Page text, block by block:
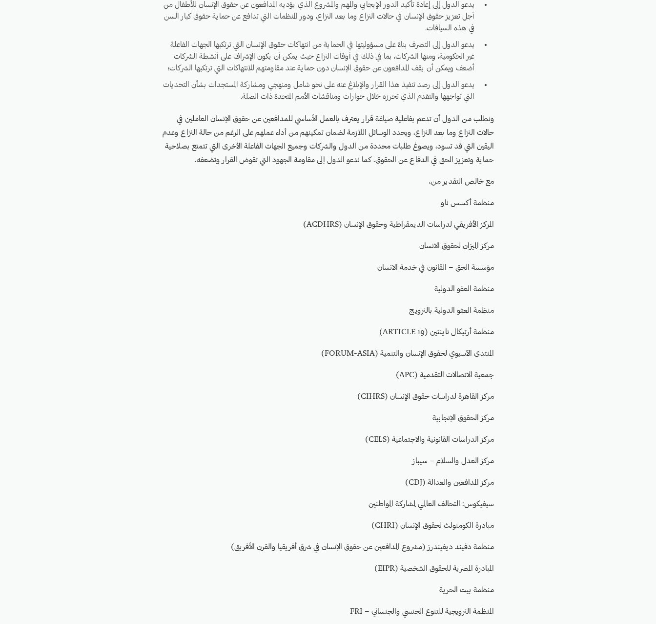
يدعو الدول إلى إعادة تأكيد الدور الإيجابي والمهم والمشروع الذي يؤديه المدافعون عن حقوق الإنسان للأطفال من
أجل تعزيز حقوق الإنسان في حالات النزاع وما بعد النزاع، ودور المنظمات التي تدافع عن حماية حقوق كبار السن
في هذه السياقات.
يدعو الدول إلى التصرف بناءً على مسؤوليتها في الحماية من انتهاكات حقوق الإنسان التي ترتكبها الجهات الفاعلة
غير الحكومية، ومنها الشركات، بما في ذلك في أوقات النزاع حيث يمكن أن يكون الإشراف على أنشطة الشركات
أضعف ويمكن أن يقف المدافعون عن حقوق الإنسان دون حماية عند مقاومتهم للانتهاكات التي ترتكبها الشركات؛
يدعو الدول إلى رصد تنفيذ هذا القرار والإبلاغ عنه على نحو شامل ومنهجي ومشاركة المستجدات بشأن التحديات
التي تواجهها والتقدم الذي تحرزه خلال حوارات ومناقشات الأمم المتحدة ذات الصلة.
ونطلب من الدول أن تدعم بفاعلية صياغة قرار يعترف بالعمل الأساسي للمدافعين عن حقوق الإنسان العاملين في
حالات النزاع وما بعد النزاع، ويحدد الوسائل اللازمة لضمان تمكينهم من أداء عملهم على الرغم من حالة النزاع وعدم
اليقين التي قد تسود، ويصوغ طلبات محددة من الدول والشركات وجميع الجهات الفاعلة الأخرى التي تتمتع بصلاحية
حماية وتعزيز الحق في الدفاع عن الحقوق. كما ندعو الدول إلى مقاومة الجهود التي تقوض القرار وتضعفه.
مع خالص التقدير من،
منظمة أكسس ناو
المركز الأفريقي لدراسات الديمقراطية وحقوق الإنسان (ACDHRS)
مركز الميزان لحقوق الانسان
مؤسسة الحق – القانون في خدمة الانسان
منظمة العفو الدولية
منظمة العفو الدولية بالنرويج
منظمة أرتيكال ناينتين (ARTICLE 19)
المنتدى الآسيوي لحقوق الإنسان والتنمية (FORUM-ASIA)
جمعية الاتصالات التقدمية (APC)
مركز القاهرة لدراسات حقوق الإنسان (CIHRS)
مركز الحقوق الإنجابية
مركز الدراسات القانونية والاجتماعية (CELS)
مركز العدل والسلام – سيباز
مركز المدافعين والعدالة (CDJ)
سيفيكوس: التحالف العالمي لمشاركة المواطنين
مبادرة الكومنولث لحقوق الإنسان (CHRI)
منظمة دفيند ديفيندرز (مشروع المدافعين عن حقوق الإنسان في شرق أفريقيا والقرن الأفريق)
المبادرة المصرية للحقوق الشخصية (EIPR)
منظمة بيت الحرية
المنظمة النرويجية للتنوع الجنسي والجنساني – FRI